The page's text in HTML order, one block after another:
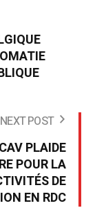
NEXT POST
PLAIDE
POUR LA
DE
EN RDC